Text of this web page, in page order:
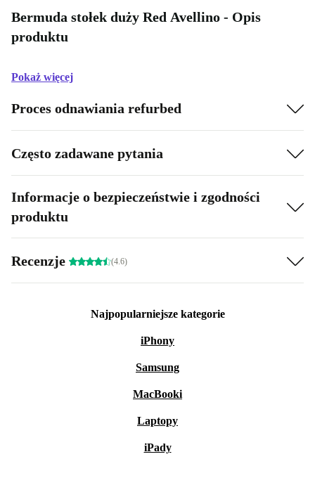
Bermuda stołek duży Red Avellino - Opis
produktu
Pokaż więcej
Proces odnawiania refurbed
Często zadawane pytania
Informacje o bezpieczeństwie i zgodności
produktu
Recenzje (4.6)
Najpopularniejsze kategorie
iPhony
Samsung
MacBooki
Laptopy
iPady